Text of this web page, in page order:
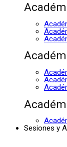
Sesiones y